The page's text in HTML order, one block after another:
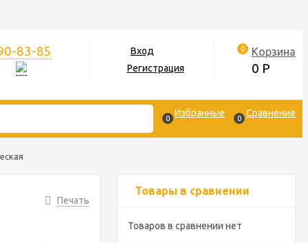
83-85
Вход
Регистрация
0 Корзина
0 Р
0 Избранные 0 Сравнение
Товары в сравнении
Товаров в сравнении нет
Печать